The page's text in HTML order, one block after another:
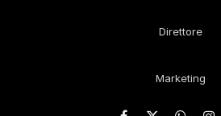
Direttore
Marketing